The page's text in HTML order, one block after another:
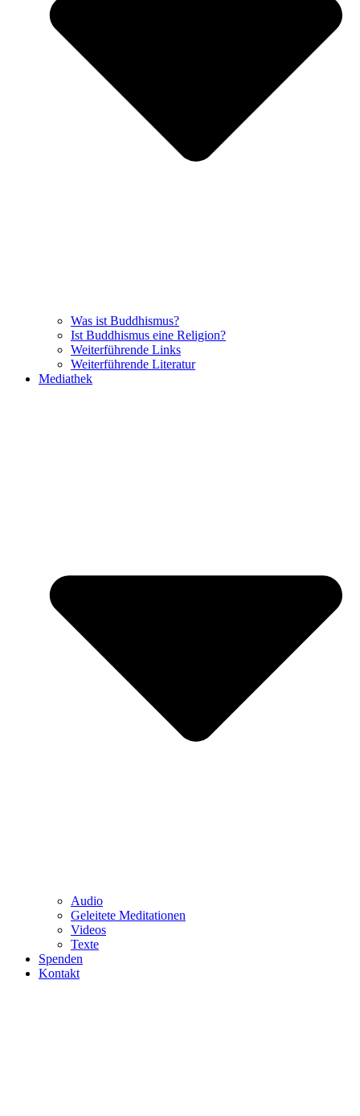
Was ist Buddhismus?
Ist Buddhismus eine Religion?
Weiterführende Links
Weiterführende Literatur
Mediathek
Audio
Geleitete Meditationen
Videos
Texte
Spenden
Kontakt